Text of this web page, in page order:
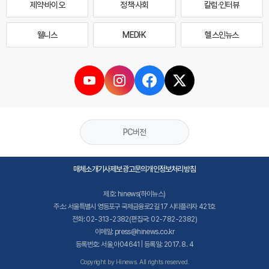
제약·바이오 정책·사회 칼럼·인터뷰
웰니스 MEDI·K 헬스인뉴스
PC버전
매체소개기사제보광고문의개인정보처리방침
제호: hinews(하이뉴스)
주소: 서울특별시 영등포구 국제금융로2길 17 시티플라자 421호
전화: 02-313-2382(편집국: 02-782-2382)
이메일: press@hinews.co.kr
등록번호: 서울,아04641 | 등록일: 2017. 8. 4
Copyright by Hinews. All rights reserved.